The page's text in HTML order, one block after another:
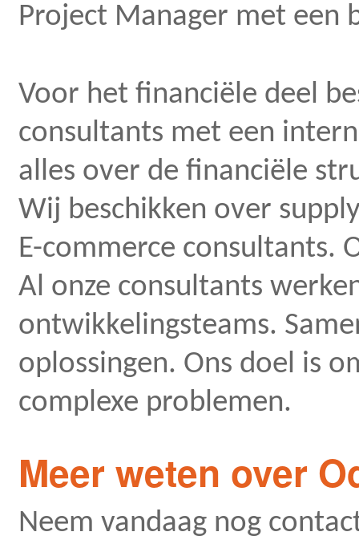
Project Manager met een
Voor het financiële deel
consultants met een
alles over de financiële
Wij beschikken over
E-commerce consultants.
Al onze consultants
ontwikkelingsteams.
oplossingen. Ons doel is
complexe problemen.
Meer weten over
Neem vandaag nog